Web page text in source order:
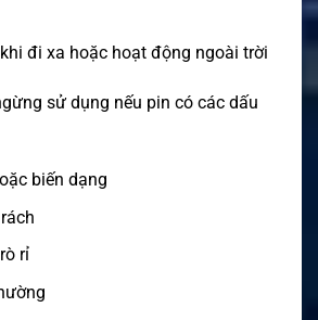
đi xa hoặc hoạt động ngoài trời
sử dụng nếu pin có các dấu
biến dạng
rỉ